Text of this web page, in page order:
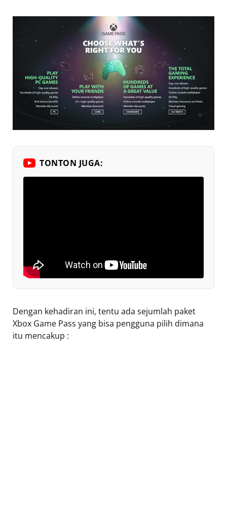
TONTON JUGA:
Dengan kehadiran ini, tentu ada sejumlah paket
Xbox Game Pass yang bisa pengguna pilih dimana
itu mencakup :